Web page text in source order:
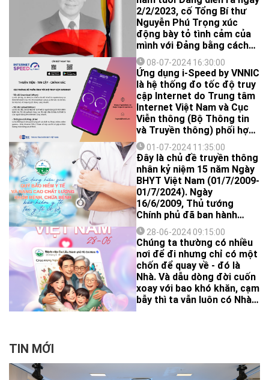
2/2/2023, cố Tổng Bí thư
Nguyễn Phú Trọng xúc
động bày tỏ tình cảm của
mình với Đảng bằng cách
dẫn lời của một bài ca: "Nếu
là hoa hãy là hoa hướng
dương; nếu là chim hãy là
chim câu trắng; nếu là đá
hãy là đá kim cương; nếu là
người hãy là người cộng
sản". (Nguồn: Báo điện tử
Chính phủ).
08-07-2024 16:30:00
Ứng dụng i-Speed by VNNIC
là hệ thống đo tốc độ truy
cập Internet do Trung tâm
Internet Việt Nam và Cục
Viễn thông (Bộ Thông tin
và Truyền thông) phối hợp
xây dựng, phát triển với
mục tiêu giúp người dùng
tự đo, đánh giá tốc độ
Internet của mình và chủ
động lựa chọn gói cước,
nhà cung cấp dịch vụ phù
hợp.
01-07-2024 11:35:00
Đây là chủ đề truyền thông
nhân kỷ niệm 15 năm Ngày
BHYT Việt Nam (01/7/2009-
01/7/2024). Ngày
16/6/2009, Thủ tướng
Chính phủ đã ban hành
Quyết định số 823/QĐ-TTg
về việc lấy ngày 1 tháng 7
hằng năm là "Ngày Bảo
hiểm y tế Việt Nam". Sau 15
năm, với sự vào cuộc của
toàn hệ thống chính trị,
chính sách BHYT đã thực
sự đi vào cuộc sống, trở
28-06-2024 09:15:00
Chúng ta thường có nhiều
nơi để đi nhưng chỉ có một
chốn để quay về - đó là
Nhà. Và dẫu dòng đời cuốn
xoay với bao khó khăn, cạm
bẫy thì ta vẫn luôn có Nhà
TIN MỚI